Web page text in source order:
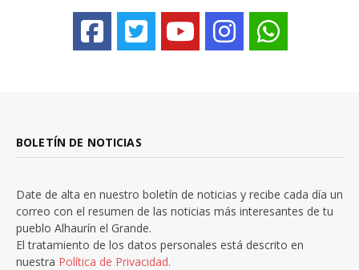
BOLETÍN DE NOTICIAS
Date de alta en nuestro boletín de noticias y recibe cada día un
correo con el resumen de las noticias más interesantes de tu
pueblo Alhaurín el Grande.
El tratamiento de los datos personales está descrito en
nuestra Política de Privacidad.